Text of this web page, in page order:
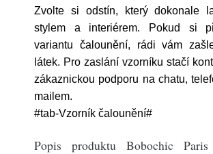
Zvolte si odstín, který dokonale
stylem a interiérem. Pokud si
variantu čalounění, rádi vám
látek. Pro zaslání vzorníku stačí
zákaznickou podporu na chatu,
mailem.
#tab-Vzorník čalounění#
Popis produktu Bobochic Paris